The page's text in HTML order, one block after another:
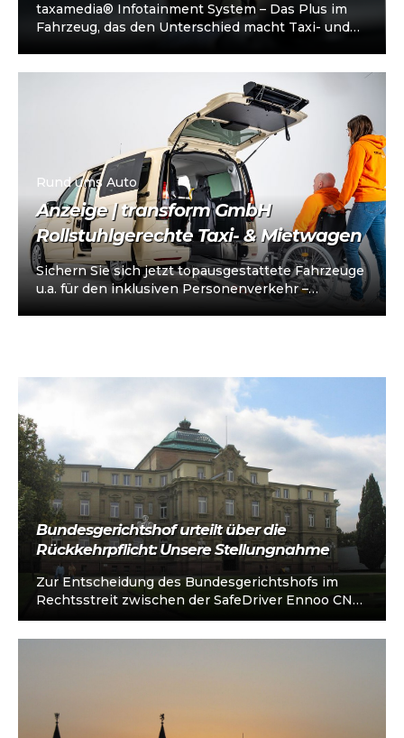
taxamedia® Infotainment System – Das Plus im
Fahrzeug, das den Unterschied macht Taxi- und
Rund ums Auto
Anzeige | transform GmbH
Rollstuhlgerechte Taxi- & Mietwagen
Sichern Sie sich jetzt topausgestattete Fahrzeuge
u.a. für den inklusiven Personenverkehr –
Bundesgerichtshof urteilt über die
Rückkehrpflicht: Unsere Stellungnahme
Zur Entscheidung des Bundesgerichtshofs im
Rechtsstreit zwischen der SafeDriver Ennoo CNG
GmbH und Taxiruf Köln eG erklärt Thomas
Mohnke, CEO…